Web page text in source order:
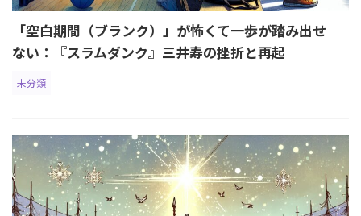
「空白期間（ブランク）」が怖くて一歩が踏み出せ
ない：『スラムダンク』三井寿の挫折と再起
未分類